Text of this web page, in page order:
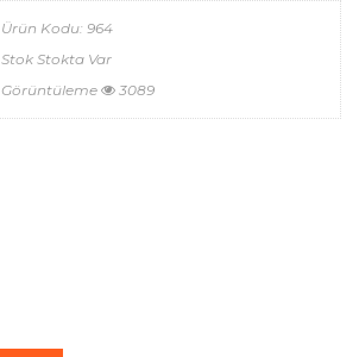
Ürün Kodu:964
StokStokta Var
Görüntüleme
3089